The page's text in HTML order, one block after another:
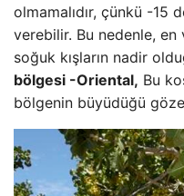
olmamalıdır, çünkü -15
verebilir. Bu nedenle, en
soğuk kışların nadir
bölgesi -Oriental, Bu
bölgenin büyüdüğü